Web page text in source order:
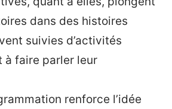
dans des histoires
suivies d’activités
à faire parler leur
renforce l’idée